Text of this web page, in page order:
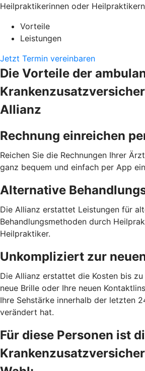
Heilpraktikerinnen oder
Vorteile
Leistungen
Jetzt Termin vereinbaren
Die Vorteile der
Allianz
Rechnung einreichen
Reichen Sie die Rechnungen Ihrer
ganz bequem und einfach per App
Alternative
Die Allianz erstattet Leistungen für
Behandlungsmethoden durch
Heilpraktiker.
Unkompliziert zur
Die Allianz erstattet die Kosten bis
neue Brille oder Ihre neuen
Ihre Sehstärke innerhalb der letzten
verändert hat.
Für diese Personen ist